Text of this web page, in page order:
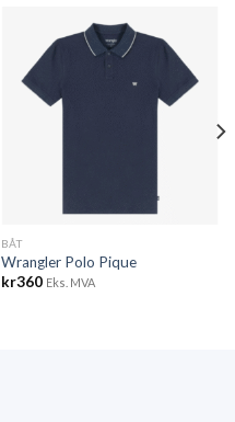
BÅT
Wrangler Polo Pique
kr360 Eks. MVA